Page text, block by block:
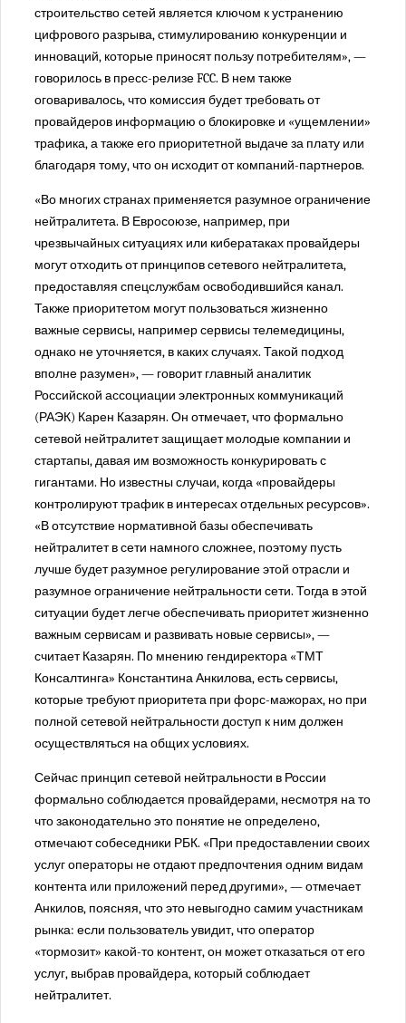
строительство сетей является ключом к устранению
цифрового разрыва, стимулированию конкуренции и
инноваций, которые приносят пользу потребителям», —
говорилось в пресс-релизе FCC. В нем также
оговаривалось, что комиссия будет требовать от
провайдеров информацию о блокировке и «ущемлении»
трафика, а также его приоритетной выдаче за плату или
благодаря тому, что он исходит от компаний-партнеров.
«Во многих странах применяется разумное ограничение
нейтралитета. В Евросоюзе, например, при
чрезвычайных ситуациях или кибератаках провайдеры
могут отходить от принципов сетевого нейтралитета,
предоставляя спецслужбам освободившийся канал.
Также приоритетом могут пользоваться жизненно
важные сервисы, например сервисы телемедицины,
однако не уточняется, в каких случаях. Такой подход
вполне разумен», — говорит главный аналитик
Российской ассоциации электронных коммуникаций
(РАЭК) Карен Казарян. Он отмечает, что формально
сетевой нейтралитет защищает молодые компании и
стартапы, давая им возможность конкурировать с
гигантами. Но известны случаи, когда «провайдеры
контролируют трафик в интересах отдельных ресурсов».
«В отсутствие нормативной базы обеспечивать
нейтралитет в сети намного сложнее, поэтому пусть
лучше будет разумное регулирование этой отрасли и
разумное ограничение нейтральности сети. Тогда в этой
ситуации будет легче обеспечивать приоритет жизненно
важным сервисам и развивать новые сервисы», —
считает Казарян. По мнению гендиректора «ТМТ
Консалтинга» Константина Анкилова, есть сервисы,
которые требуют приоритета при форс-мажорах, но при
полной сетевой нейтральности доступ к ним должен
осуществляться на общих условиях.
Сейчас принцип сетевой нейтральности в России
формально соблюдается провайдерами, несмотря на то
что законодательно это понятие не определено,
отмечают собеседники РБК. «При предоставлении своих
услуг операторы не отдают предпочтения одним видам
контента или приложений перед другими», — отмечает
Анкилов, поясняя, что это невыгодно самим участникам
рынка: если пользователь увидит, что оператор
«тормозит» какой-то контент, он может отказаться от его
услуг, выбрав провайдера, который соблюдает
нейтралитет.